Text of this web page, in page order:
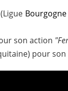
(Ligue
son action
pour